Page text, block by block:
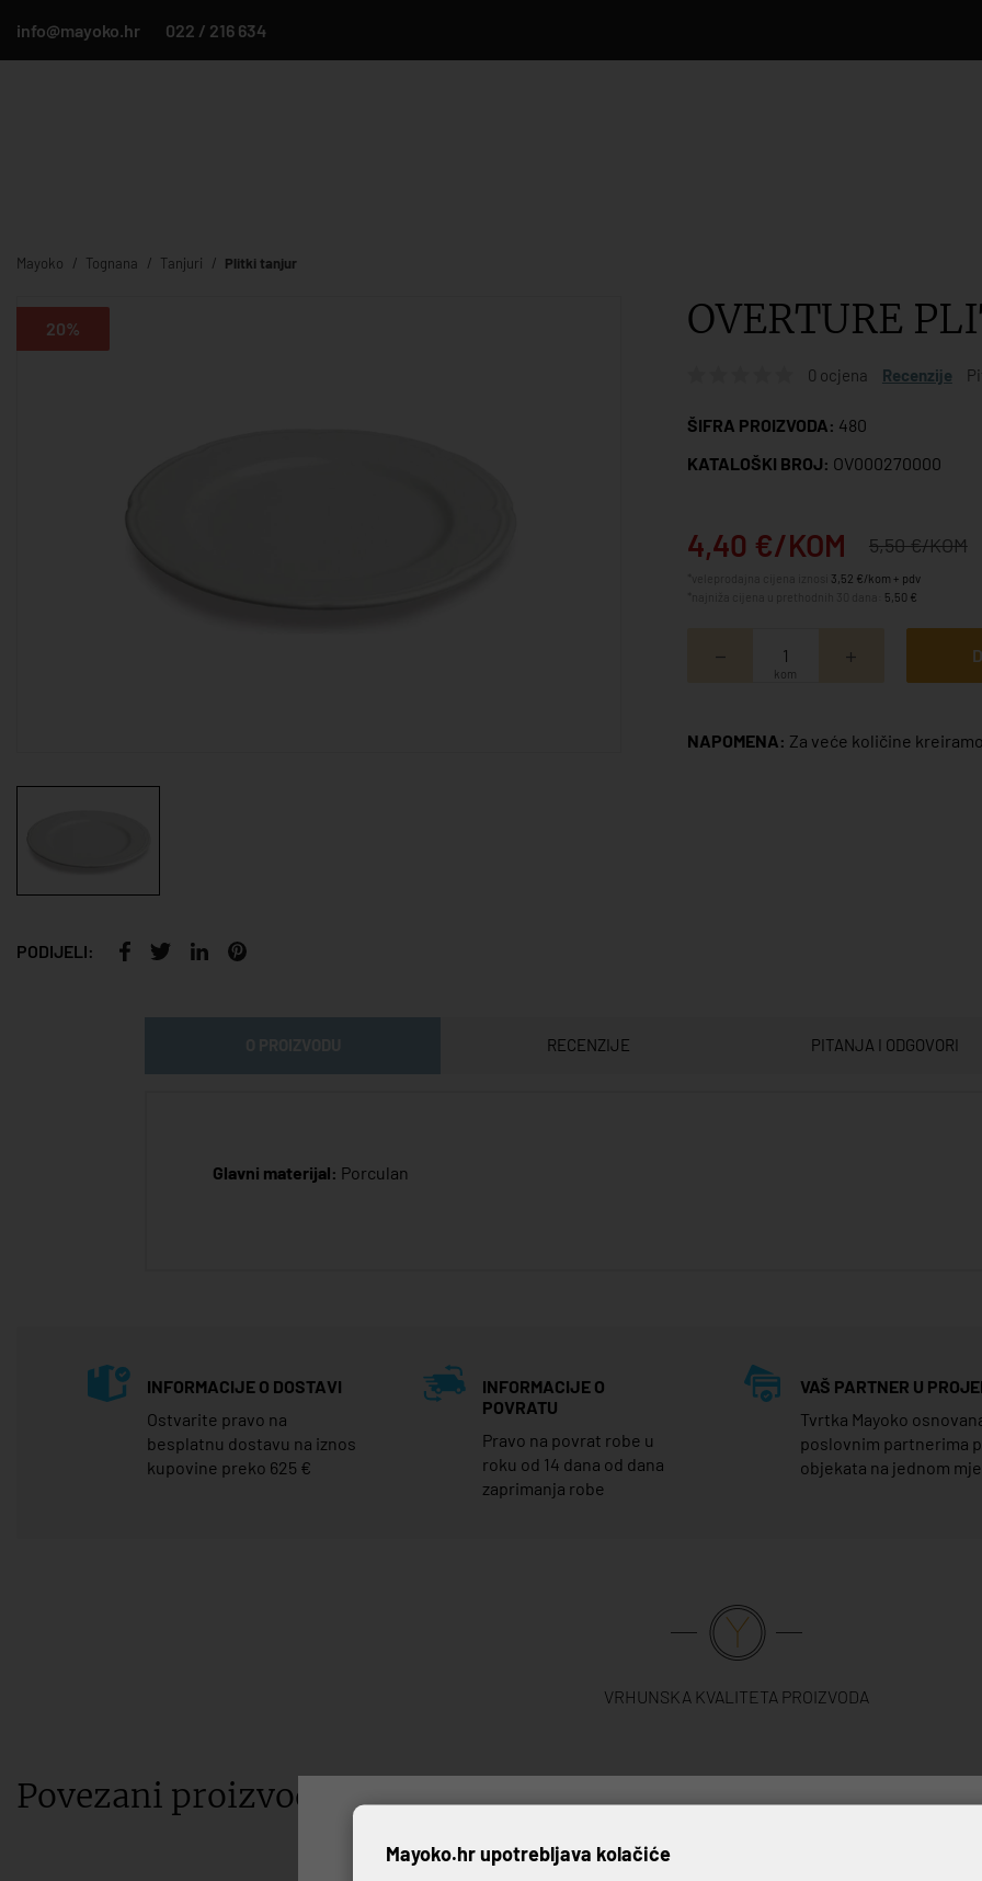
info@mayoko.hr 022 / 216 634
Mayoko Tognana Tanjuri Plitki tanjur
20%
PODIJELI:
OVERTURE
0 ocjena Recenzije
ŠIFRA PROIZVODA: 480
KATALOŠKI BROJ: OV000270000
4,40 €/KOM 5,50 €/KOM
3,52 €/kom + pdv
5,50 €
kom
NAPOMENA: Za veće količine
RECENZIJE PITANJA I ODGOVORI
Glavni materijal: Porculan
INFORMACIJE O DOSTAVI
Ostvarite pravo na
besplatnu dostavu na iznos
kupovine preko 625 €
INFORMACIJE O
POVRATU
Pravo na povrat robe u
roku od 14 dana od dana
zaprimanja robe
VAŠ PARTNER U
Tvrtka Mayoko
poslovnim partnerima
objekata na jednom
VRHUNSKA KVALITETA PROIZVODA
Povezani proizvodi
Prijavite se na naš
Mayoko.hr upotrebljava kolačiće